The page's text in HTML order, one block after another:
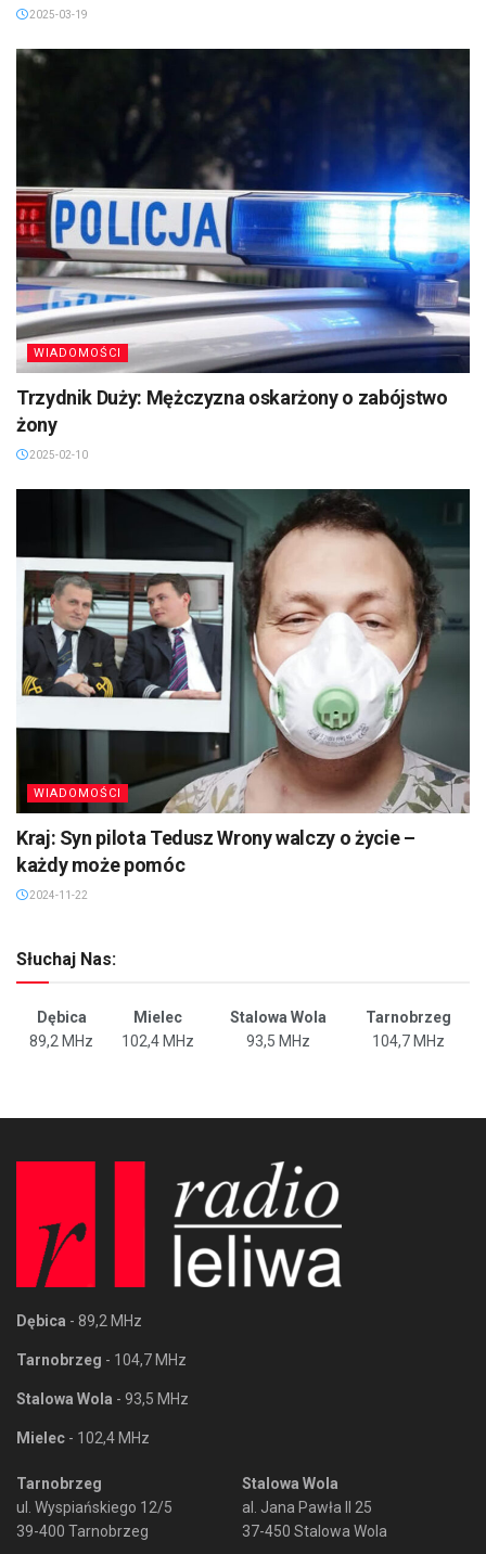
2025-03-19
WIADOMOŚCI
Trzydnik Duży: Mężczyzna oskarżony o zabójstwo
żony
2025-02-10
WIADOMOŚCI
Kraj: Syn pilota Tedusz Wrony walczy o życie –
każdy może pomóc
2024-11-22
Słuchaj Nas:
Dębica Mielec Stalowa Wola
Tarnobrzeg
89,2 MHz
102,4 MHz 93,5 MHz 104,7 MHz
Dębica - 89,2 MHz
Tarnobrzeg - 104,7 MHz
Stalowa Wola - 93,5 MHz
Mielec - 102,4 MHz
Tarnobrzeg
ul. Wyspiańskiego 12/5
39-400 Tarnobrzeg
Stalowa Wola
al. Jana Pawła II 25
37-450 Stalowa Wola